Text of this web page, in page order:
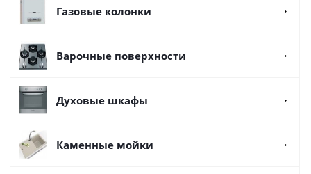
Газовые колонки
Варочные поверхности
Духовые шкафы
Каменные мойки